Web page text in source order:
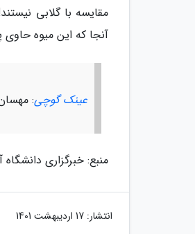
مقایسه با گلابی
آنجا که این میوه
عینک گوچی:
منبع: خبرگزاری دانشگاه
انتشار: 17 اردیبهشت 1401